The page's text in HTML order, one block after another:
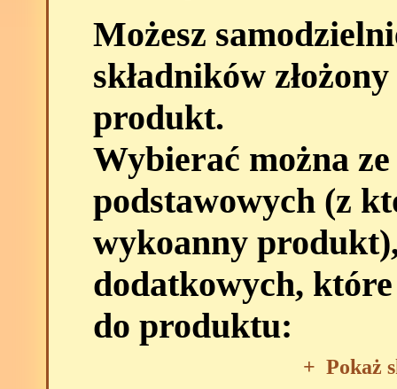
Możesz
składników
produkt.
Wybierać można
podstawowych (z
wykoanny
dodatkowych,
do produktu:
+ Pokaż